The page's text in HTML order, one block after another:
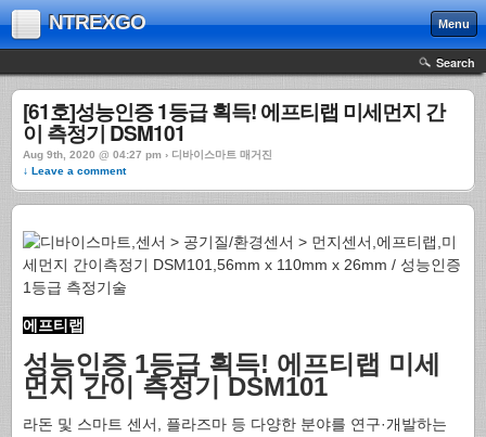
NTREXGO Menu
Search
[61호]성능인증 1등급 획득! 에프티랩 미세먼지 간
이 측정기 DSM101
Aug 9th, 2020 @ 04:27 pm › 디바이스마트 매거진
↓ Leave a comment
에프티랩
성능인증 1등급 획득! 에프티랩 미세
먼지 간이 측정기 DSM101
라돈 및 스마트 센서, 플라즈마 등 다양한 분야를 연구·개발하는